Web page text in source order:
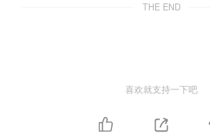
THE END
喜欢就支持一下吧